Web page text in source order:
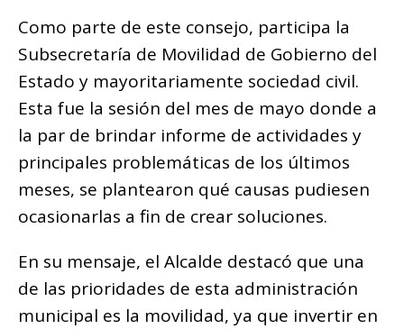
Como parte de este consejo, participa la
Subsecretaría de Movilidad de Gobierno del
Estado y mayoritariamente sociedad civil.
Esta fue la sesión del mes de mayo donde a
la par de brindar informe de actividades y
principales problemáticas de los últimos
meses, se plantearon qué causas pudiesen
ocasionarlas a fin de crear soluciones.
En su mensaje, el Alcalde destacó que una
de las prioridades de esta administración
municipal es la movilidad, ya que invertir en